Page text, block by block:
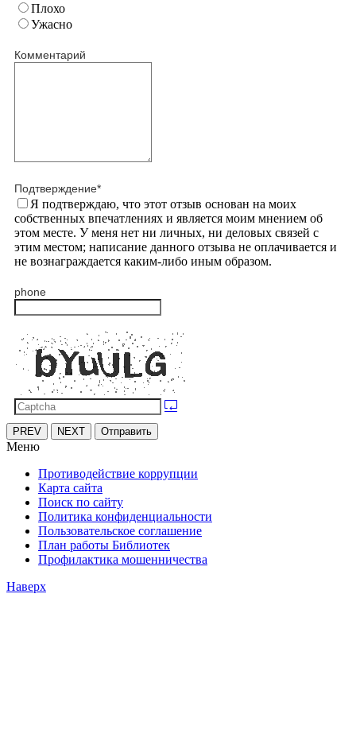
Плохо
Ужасно
Комментарий
Подтверждение*
Я подтверждаю, что этот отзыв основан на моих
собственных впечатлениях и является моим мнением об
этом месте. У меня нет ни личных, ни деловых связей с
этим местом; написание данного отзыва не оплачивается и
не вознаграждается каким-либо иным образом.
phone
PREV NEXT Отправить
Меню
Противодействие коррупции
Карта сайта
Поиск по сайту
Политика конфиденциальности
Пользовательское соглашение
План работы Библиотек
Профилактика мошенничества
Наверх